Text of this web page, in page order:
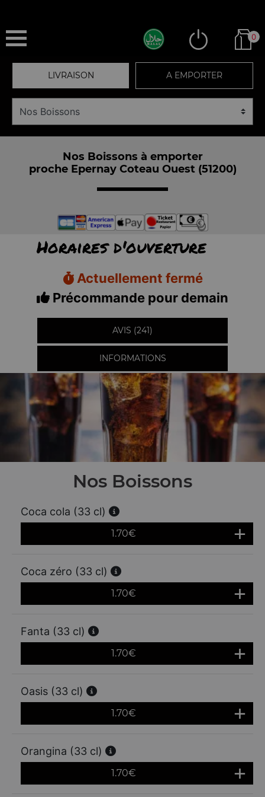
0
LIVRAISON A EMPORTER
Nos Boissons à emporter
proche Epernay Coteau Ouest (51200)
Horaires d'ouverture
Actuellement fermé
Précommande pour demain
AVIS (241)
INFORMATIONS
Nos Boissons
Coca cola (33 cl)
1.70€
Coca zéro (33 cl)
1.70€
Fanta (33 cl)
1.70€
Oasis (33 cl)
1.70€
Orangina (33 cl)
1.70€